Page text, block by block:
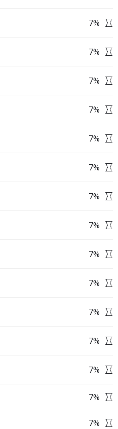
7%
7%
7%
7%
7%
7%
7%
7%
7%
7%
7%
7%
7%
7%
7%